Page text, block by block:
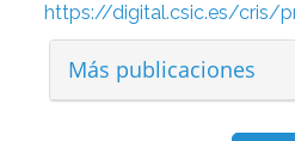
https://digital.csic.es/cris/
Más publicaciones